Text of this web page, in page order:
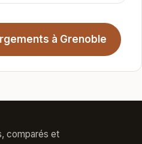
à Grenoble
comparés et